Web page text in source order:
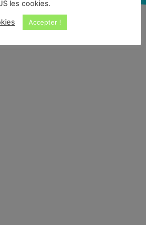
les cookies.
Accepter !